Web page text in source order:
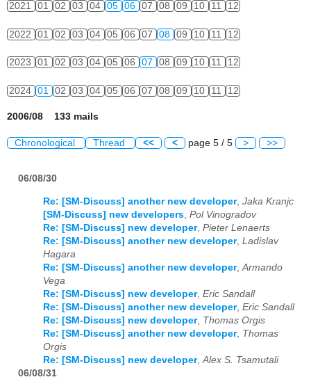
2021 01 02 03 04 05 06 07 08 09 10 11 12
2022 01 02 03 04 05 06 07 08 09 10 11 12
2023 01 02 03 04 05 06 07 08 09 10 11 12
2024 01 02 03 04 05 06 07 08 09 10 11 12
2006/08 133 mails
Chronological Thread << < page 5 / 5 > >>
06/08/30
Re: [SM-Discuss] another new developer, Jaka Kranjc
[SM-Discuss] new developers Pol Vinogradov
Re: [SM-Discuss] new developer, Pieter Lenaerts
Re: [SM-Discuss] another new developer, Ladislav
Hagara
Re: [SM-Discuss] another new developer, Armando
Vega
Re: [SM-Discuss] new developer, Eric Sandall
Re: [SM-Discuss] another new developer, Eric Sandall
Re: [SM-Discuss] new developer, Thomas Orgis
Re: [SM-Discuss] another new developer, Thomas
Orgis
Re: [SM-Discuss] new developer, Alex S. Tsamutali
06/08/31